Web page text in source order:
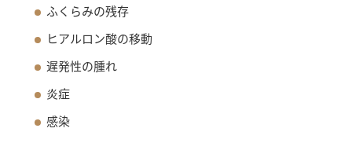
ふくらみの残存
ヒアルロン酸の移動
遅発性の腫れ
炎症
感染